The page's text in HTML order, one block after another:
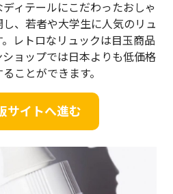
ィテールにこだわったおしゃ
、若者や大学生に人気のリュ
レトロなリュックは目玉商品
ョップでは日本よりも低価格
ことができます。
サイトへ進む